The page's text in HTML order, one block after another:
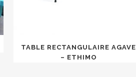
TABLE RECTANGULAIRE AGAVE
– ETHIMO